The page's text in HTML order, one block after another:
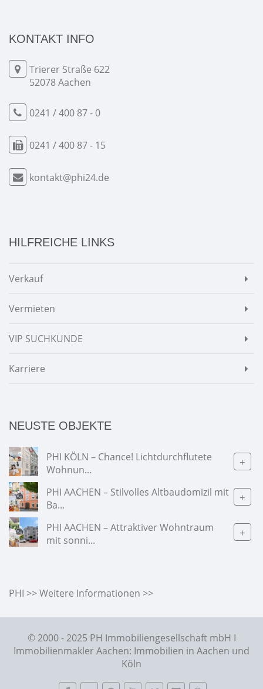
KONTAKT INFO
Trierer Straße 622
52078 Aachen
0241 / 400 87 - 0
0241 / 400 87 - 15
kontakt@phi24.de
HILFREICHE LINKS
Verkauf
Vermieten
VIP SUCHKUNDE
Karriere
NEUSTE OBJEKTE
PHI KÖLN – Chance! Lichtdurchflutete
Wohnun...
+
PHI AACHEN – Stilvolles Altbaudomizil mit
Ba...
+
PHI AACHEN – Attraktiver Wohntraum
mit sonni...
+
PHI >> Weitere Informationen >>
© 2000 - 2025 PH Immobiliengesellschaft mbH I
Immobilienmakler Aachen: Immobilien in Aachen und
Köln